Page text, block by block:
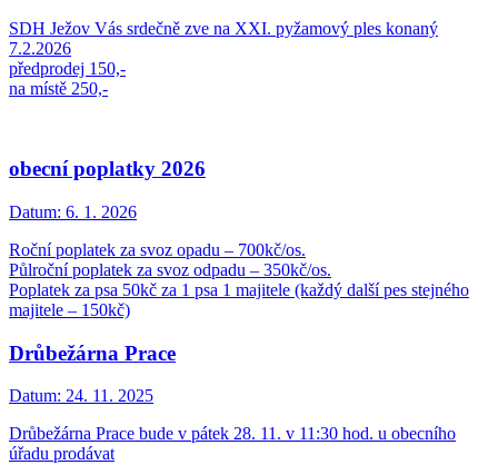
SDH Ježov Vás srdečně zve na XXI. pyžamový ples konaný
7.2.2026
předprodej 150,-
na místě 250,-
obecní poplatky 2026
Datum: 6. 1. 2026
Roční poplatek za svoz opadu – 700kč/os.
Půlroční poplatek za svoz odpadu – 350kč/os.
Poplatek za psa 50kč za 1 psa 1 majitele (každý další pes stejného
majitele – 150kč)
Drůbežárna Prace
Datum: 24. 11. 2025
Drůbežárna Prace bude v pátek 28. 11. v 11:30 hod. u obecního
úřadu prodávat